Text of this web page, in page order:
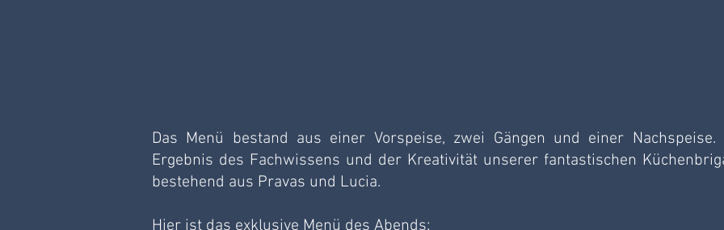
Das Menü bestand aus einer Vorspeise, zwei Gängen und einer Nachspeise.
Ergebnis des Fachwissens und der Kreativität unserer fantastischen
bestehend aus Pravas und Lucia.
Hier ist das exklusive Menü des Abends: